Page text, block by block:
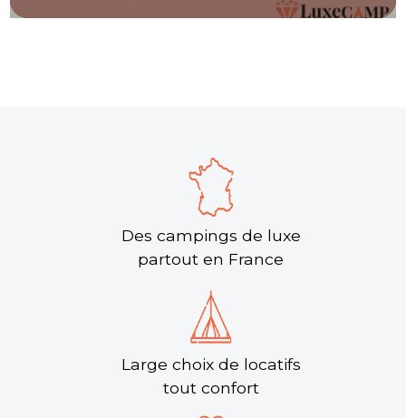
Des campings de luxe
partout en France
Large choix de locatifs
tout confort